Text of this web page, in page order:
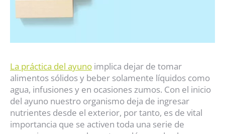
La práctica del ayuno implica dejar de tomar
alimentos sólidos y beber solamente líquidos como
agua, infusiones y en ocasiones zumos. Con el inicio
del ayuno nuestro organismo deja de ingresar
nutrientes desde el exterior, por tanto, es de vital
importancia que se activen toda una serie de